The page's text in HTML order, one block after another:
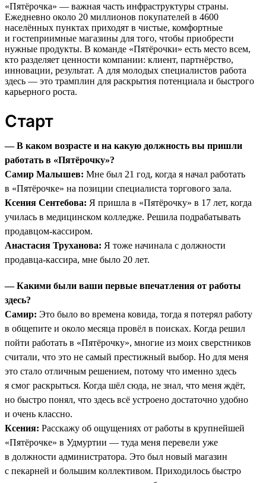
«Пятёрочка» — важная часть инфраструктуры страны.
Ежедневно около 20 миллионов покупателей в 4600
населённых пунктах приходят в чистые, комфортные
и гостеприимные магазины для того, чтобы приобрести
нужные продукты. В команде «Пятёрочки» есть место всем,
кто разделяет ценности компании: клиент, партнёрство,
инновации, результат. А для молодых специалистов работа
здесь — это трамплин для раскрытия потенциала и быстрого
карьерного роста.
Старт
— В каком возрасте и на какую должность вы пришли
работать в «Пятёрочку»?
Самир Малышев: Мне был 21 год, когда я начал работать
в «Пятёрочке» на позиции специалиста торгового зала.
Ксения Сентебова: Я пришла в «Пятёрочку» в 17 лет, когда
училась в медицинском колледже. Решила подрабатывать
продавцом-кассиром.
Анастасия Труханова: Я тоже начинала с должности
продавца-кассира, мне было 20 лет.
— Какими были ваши первые впечатления от работы
здесь?
Самир: Это было во времена ковида, тогда я потерял работу
в общепите и около месяца провёл в поисках. Когда решил
пойти работать в «Пятёрочку», многие из моих сверстников
считали, что это не самый престижный выбор. Но для меня
это стало отличным решением, потому что именно здесь
я смог раскрыться. Когда шёл сюда, не знал, что меня ждёт,
но быстро понял, что здесь всё устроено достаточно удобно
и очень классно.
Ксения: Расскажу об ощущениях от работы в крупнейшей
«Пятёрочке» в Удмуртии — туда меня перевели уже
в должности администратора. Это был новый магазин
с пекарней и большим коллективом. Приходилось быстро